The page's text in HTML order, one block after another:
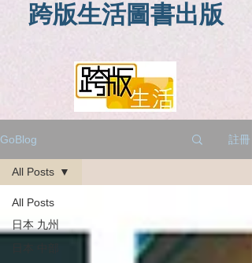
跨版生活圖書出版
GoBlog 註冊
All Posts
日本 九州
All Posts